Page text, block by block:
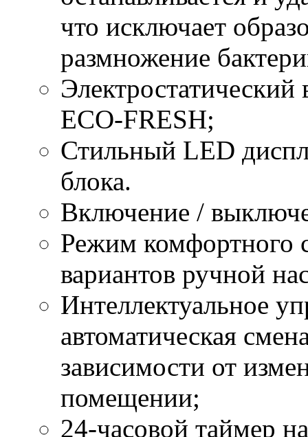
что исключает
размножение
ЕСО-FRESH;
Стильный LED
блока.
Включение /
Режим комфортного
вариантов ручной
Интеллектуальное
автоматическая
зависимости от
помещении;
24-часовой таймер